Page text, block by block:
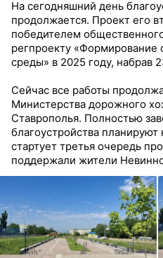
На сегодняшний день
продолжается. Проект его
победителем
регпроекту «Формирование
среды» в 2025 году, набрав
Сейчас все работы
Министерства дорожного
Ставрополья. Полностью
благоустройства
стартует третья очередь
поддержали жители